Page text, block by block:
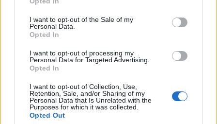
I want to opt-out of the Sale of my
Personal Data.
Opted In
I want to opt-out of processing my
Personal Data for Targeted Advertising.
Opted In
I want to opt-out of Collection, Use,
Retention, Sale, and/or Sharing of my
Personal Data that Is Unrelated with the
Purposes for which it was collected.
Opted Out
economica e professionale
l’incertezza legata ai rinnovi annuali.
I docenti potranno finalmente pianificare
percorsi formativi a lungo termine e
investire nella propria crescita
professionale con maggiore serenità. Le
scuole dovranno riorganizzare i propri
organici per accogliere i nuovi docenti di